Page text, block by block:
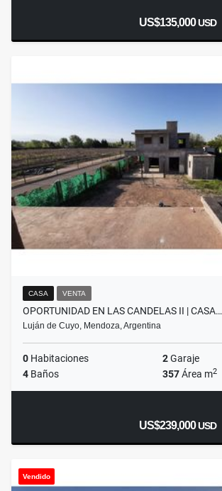
US$135,000USD
CASA VENTA
OPORTUNIDAD EN LAS CANDELAS II | CASA…
Luján de Cuyo, Mendoza, Argentina
0 Habitaciones 2Garaje
4 Baños 357Área m2
US$239,000USD
Vendido